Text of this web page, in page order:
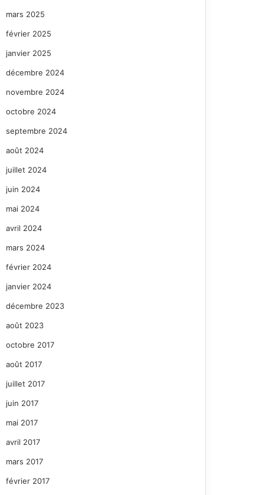
mars 2025
février 2025
janvier 2025
décembre 2024
novembre 2024
octobre 2024
septembre 2024
août 2024
juillet 2024
juin 2024
mai 2024
avril 2024
mars 2024
février 2024
janvier 2024
décembre 2023
août 2023
octobre 2017
août 2017
juillet 2017
juin 2017
mai 2017
avril 2017
mars 2017
février 2017